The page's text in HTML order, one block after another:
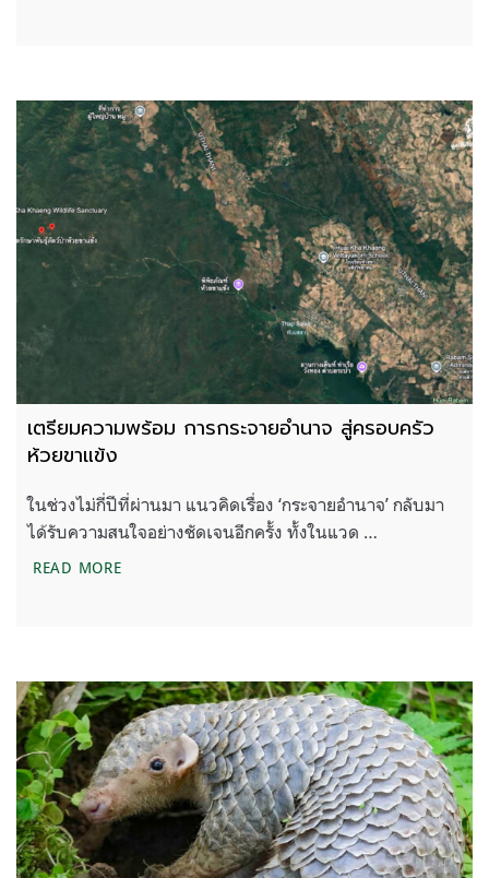
เตรียมความพร้อม การกระจายอำนาจ สู่ครอบครัว
ห้วยขาแข้ง
ในช่วงไม่กี่ปีที่ผ่านมา แนวคิดเรื่อง ‘กระจายอำนาจ’ กลับมา
ได้รับความสนใจอย่างชัดเจนอีกครั้ง ทั้งในแวด …
READ MOREเตรียมความพร้อม การกระจายอำนาจ สู่ครอบครัวห้ว